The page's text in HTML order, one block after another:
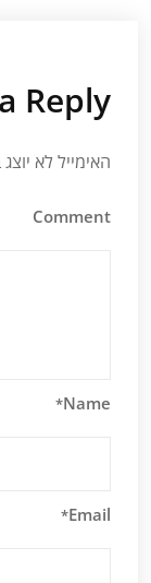
Reply
האימייל לא
Comment
Name
*
Email
*